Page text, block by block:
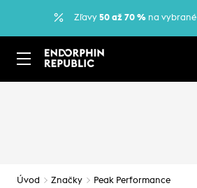
Zľavy 50 až 70 %na vybrané
Úvod Značky Peak Performance